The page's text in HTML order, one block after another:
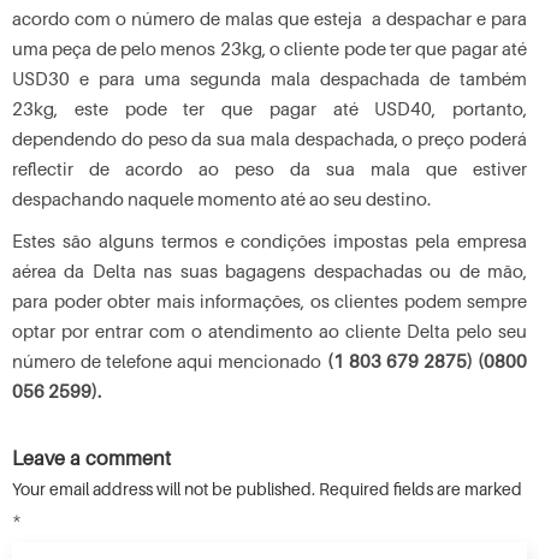
acordo com o número de malas que esteja a despachar e para
uma peça de pelo menos 23kg, o cliente pode ter que pagar até
USD30 e para uma segunda mala despachada de também
23kg, este pode ter que pagar até USD40, portanto,
dependendo do peso da sua mala despachada, o preço poderá
reflectir de acordo ao peso da sua mala que estiver
despachando naquele momento até ao seu destino.
Estes são alguns termos e condições impostas pela empresa
aérea da Delta nas suas bagagens despachadas ou de mão,
para poder obter mais informações, os clientes podem sempre
optar por entrar com o atendimento ao cliente Delta pelo seu
número de telefone aqui mencionado (1 803 679 2875) (0800
056 2599).
Leave a comment
Your email address will not be published. Required fields are marked
*